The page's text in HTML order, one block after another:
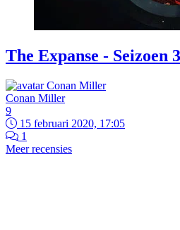
The Expanse - Seizoen
Conan Miller
9
15 februari 2020, 17:05
1
Meer recensies